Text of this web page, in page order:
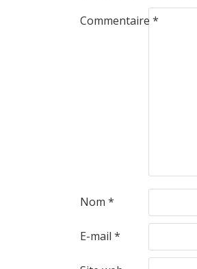
Commentaire *
Nom *
E-mail *